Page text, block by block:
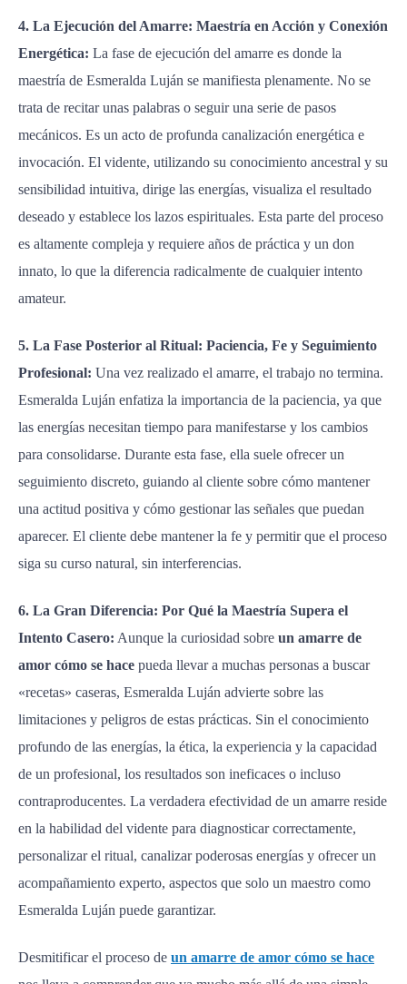
4. La Ejecución del Amarre: Maestría en Acción y Conexión
Energética: La fase de ejecución del amarre es donde la
maestría de Esmeralda Luján se manifiesta plenamente. No se
trata de recitar unas palabras o seguir una serie de pasos
mecánicos. Es un acto de profunda canalización energética e
invocación. El vidente, utilizando su conocimiento ancestral y su
sensibilidad intuitiva, dirige las energías, visualiza el resultado
deseado y establece los lazos espirituales. Esta parte del proceso
es altamente compleja y requiere años de práctica y un don
innato, lo que la diferencia radicalmente de cualquier intento
amateur.
5. La Fase Posterior al Ritual: Paciencia, Fe y Seguimiento
Profesional: Una vez realizado el amarre, el trabajo no termina.
Esmeralda Luján enfatiza la importancia de la paciencia, ya que
las energías necesitan tiempo para manifestarse y los cambios
para consolidarse. Durante esta fase, ella suele ofrecer un
seguimiento discreto, guiando al cliente sobre cómo mantener
una actitud positiva y cómo gestionar las señales que puedan
aparecer. El cliente debe mantener la fe y permitir que el proceso
siga su curso natural, sin interferencias.
6. La Gran Diferencia: Por Qué la Maestría Supera el
Intento Casero: Aunque la curiosidad sobre un amarre de
amor cómo se hace pueda llevar a muchas personas a buscar
«recetas» caseras, Esmeralda Luján advierte sobre las
limitaciones y peligros de estas prácticas. Sin el conocimiento
profundo de las energías, la ética, la experiencia y la capacidad
de un profesional, los resultados son ineficaces o incluso
contraproducentes. La verdadera efectividad de un amarre reside
en la habilidad del vidente para diagnosticar correctamente,
personalizar el ritual, canalizar poderosas energías y ofrecer un
acompañamiento experto, aspectos que solo un maestro como
Esmeralda Luján puede garantizar.
Desmitificar el proceso de un amarre de amor cómo se hace